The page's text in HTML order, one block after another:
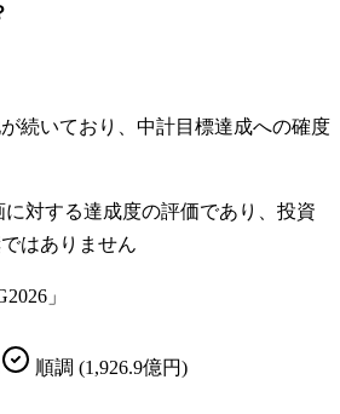
続いており、中計目標達成への確度
対する達成度の評価であり、投資
はありません
」
順調 (1,926.9億円)